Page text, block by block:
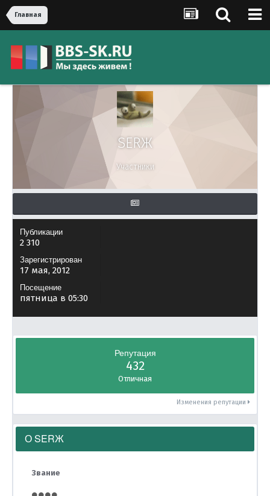
Главная
SERЖ
Участники
Публикации
2 310
Зарегистрирован
17 мая, 2012
Посещение
пятница в 05:30
Репутация
432
Отличная
Изменения репутации
О SERЖ
Звание